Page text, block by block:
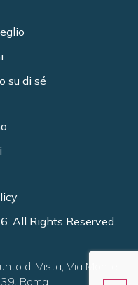
su di sé
All Rights Reserved.
di Vista, Via Monte
Roma